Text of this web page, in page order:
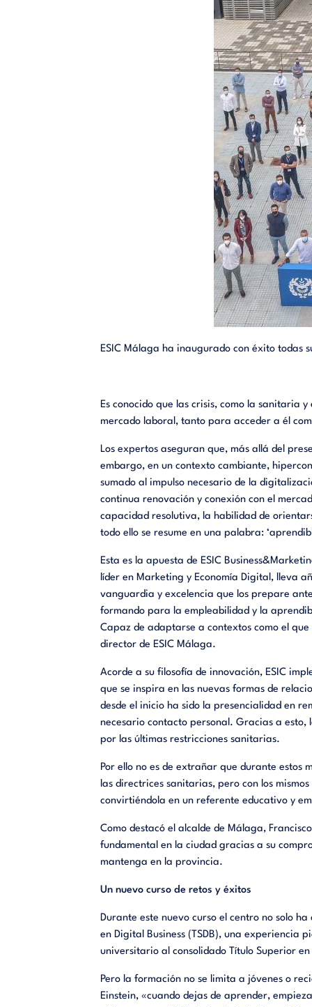
ESIC Málaga ha inaugurado con éxito todas
Es conocido que las crisis, como la sanitaria
mercado laboral, tanto para acceder a él
Los expertos aseguran que, más allá del
embargo, en un contexto cambiante,
sumado al impulso necesario de la
continua renovación y conexión con el
capacidad resolutiva, la habilidad de
todo ello se resume en una palabra:
Esta es la apuesta de ESIC
líder en Marketing y Economía Digital, lleva
vanguardia y excelencia que los prepare
formando para la empleabilidad y la
Capaz de adaptarse a contextos como el
director de ESIC Málaga.
Acorde a su filosofía de innovación, ESIC
que se inspira en las nuevas formas de
desde el inicio ha sido la presencialidad en
necesario contacto personal. Gracias a
por las últimas restricciones sanitarias.
Por ello no es de extrañar que durante estos
las directrices sanitarias, pero con los
convirtiéndola en un referente educativo y
Como destacó el alcalde de Málaga,
fundamental en la ciudad gracias a su
mantenga en la provincia.
Un nuevo curso de retos y éxitos
Durante este nuevo curso el centro no solo
en Digital Business (TSDB), una experiencia
universitario al consolidado Título Superior
Pero la formación no se limita a jóvenes o
Einstein, «cuando dejas de aprender,